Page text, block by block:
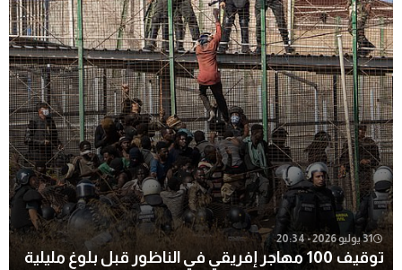
31 يوليو 2026 - 20:34
توقيف 100 مهاجر إفريقي في الناظور قبل بلوغ مليلية